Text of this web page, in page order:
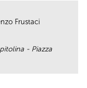
Frustaci
- Piazza